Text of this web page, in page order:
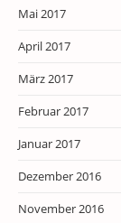
Mai 2017
April 2017
März 2017
Februar 2017
Januar 2017
Dezember 2016
November 2016